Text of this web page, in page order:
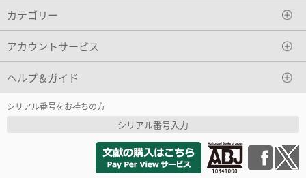
カテゴリー
アカウントサービス
ヘルプ＆ガイド
シリアル番号をお持ちの方
シリアル番号入力